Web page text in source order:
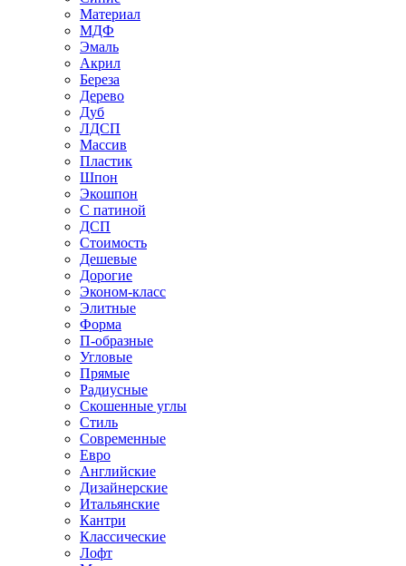
Материал
МДФ
Эмаль
Акрил
Береза
Дерево
Дуб
ЛДСП
Массив
Пластик
Шпон
Экошпон
С патиной
ДСП
Стоимость
Дешевые
Дорогие
Эконом-класс
Элитные
Форма
П-образные
Угловые
Прямые
Радиусные
Скошенные углы
Стиль
Современные
Евро
Английские
Дизайнерские
Итальянские
Кантри
Классические
Лофт